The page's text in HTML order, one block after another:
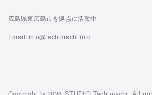
広島県東広島市を拠点に活動中
Email: info@tachimachi.info